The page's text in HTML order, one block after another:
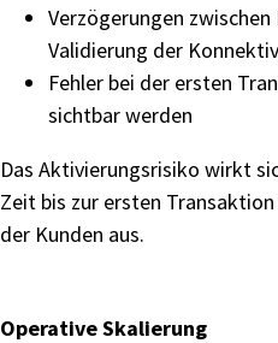
Verzögerungen zwischen
Validierung der
Fehler bei der ersten
sichtbar werden
Das Aktivierungsrisiko wirkt
Zeit bis zur ersten
der Kunden aus.
Operative Skalierung